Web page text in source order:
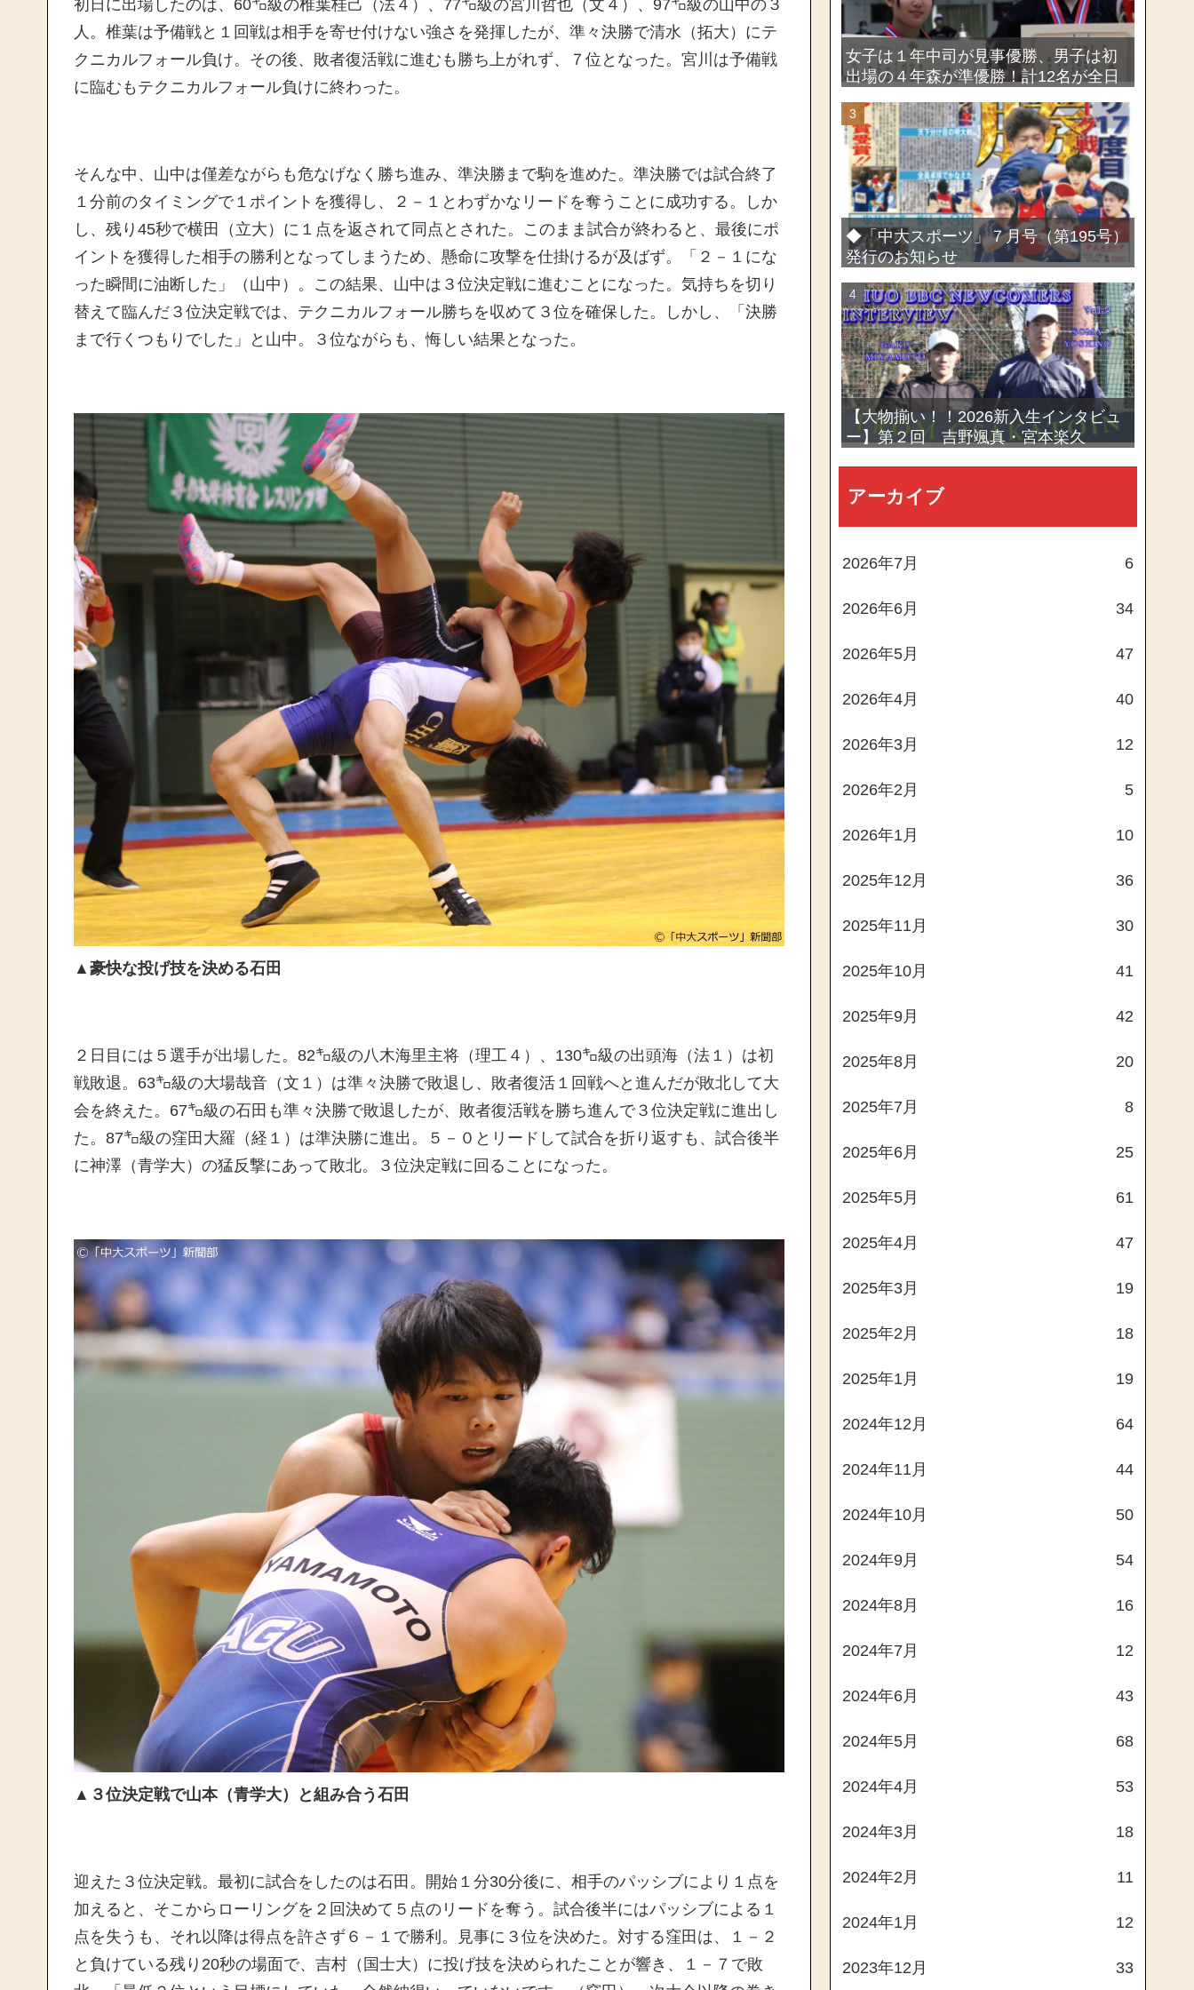
初日に出場したのは、60㌔級の椎葉桂己（法４）、77㌔級の宮川哲也（文４）、97㌔級の山中の３
人。椎葉は予備戦と１回戦は相手を寄せ付けない強さを発揮したが、準々決勝で清水（拓大）にテ
クニカルフォール負け。その後、敗者復活戦に進むも勝ち上がれず、７位となった。宮川は予備戦
に臨むもテクニカルフォール負けに終わった。
そんな中、山中は僅差ながらも危なげなく勝ち進み、準決勝まで駒を進めた。準決勝では試合終了
１分前のタイミングで１ポイントを獲得し、２－１とわずかなリードを奪うことに成功する。しか
し、残り45秒で横田（立大）に１点を返されて同点とされた。このまま試合が終わると、最後にポ
イントを獲得した相手の勝利となってしまうため、懸命に攻撃を仕掛けるが及ばず。「２－１にな
った瞬間に油断した」（山中）。この結果、山中は３位決定戦に進むことになった。気持ちを切り
替えて臨んだ３位決定戦では、テクニカルフォール勝ちを収めて３位を確保した。しかし、「決勝
まで行くつもりでした」と山中。３位ながらも、悔しい結果となった。
▲ 豪快な投げ技を決める石田
２日目には５選手が出場した。82㌔級の八木海里主将（理工４）、130㌔級の出頭海（法１）は初
戦敗退。63㌔級の大場哉音（文１）は準々決勝で敗退し、敗者復活１回戦へと進んだが敗北して大
会を終えた。67㌔級の石田も準々決勝で敗退したが、敗者復活戦を勝ち進んで３位決定戦に進出し
た。87㌔級の窪田大羅（経１）は準決勝に進出。５－０とリードして試合を折り返すも、試合後半
に神澤（青学大）の猛反撃にあって敗北。３位決定戦に回ることになった。
▲ ３位決定戦で山本（青学大）と組み合う石田
迎えた３位決定戦。最初に試合をしたのは石田。開始１分30分後に、相手のパッシブにより１点を
加えると、そこからローリングを２回決めて５点のリードを奪う。試合後半にはパッシブによる１
点を失うも、それ以降は得点を許さず６－１で勝利。見事に３位を決めた。対する窪田は、１－２
と負けている残り20秒の場面で、吉村（国士大）に投げ技を決められたことが響き、１－７で敗
女子は１年中司が見事優勝、男子は初
出場の４年森が準優勝！計12名が全日
剣道選手権大会・第72回関東学生剣道
選手権大会
◆「中大スポーツ」７月号（第195号）
発行のお知らせ
【大物揃い！！2026新入生インタビュ
ー】第２回 吉野颯真・宮本楽久
アーカイブ
2026年7月 6
2026年6月 34
2026年5月 47
2026年4月 40
2026年3月 12
2026年2月 5
2026年1月 10
2025年12月 36
2025年11月 30
2025年10月 41
2025年9月 42
2025年8月 20
2025年7月 8
2025年6月 25
2025年5月 61
2025年4月 47
2025年3月 19
2025年2月 18
2025年1月 19
2024年12月 64
2024年11月 44
2024年10月 50
2024年9月 54
2024年8月 16
2024年7月 12
2024年6月 43
2024年5月 68
2024年4月 53
2024年3月 18
2024年2月 11
2024年1月 12
2023年12月 33